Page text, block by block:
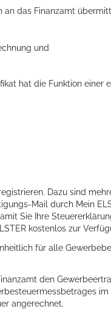
Art!
das Finanzamt
und
hat die Funktion einer
Dazu sind
Mail durch Mein
Sie Ihre
kostenlos zur
für alle
den
im
angerechnet.